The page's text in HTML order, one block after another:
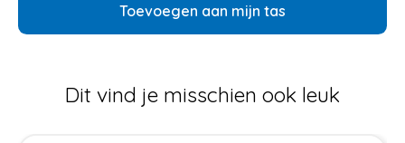
Toevoegen aan mijn tas
Dit vind je misschien ook leuk